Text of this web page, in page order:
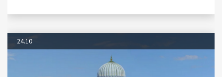
24.10